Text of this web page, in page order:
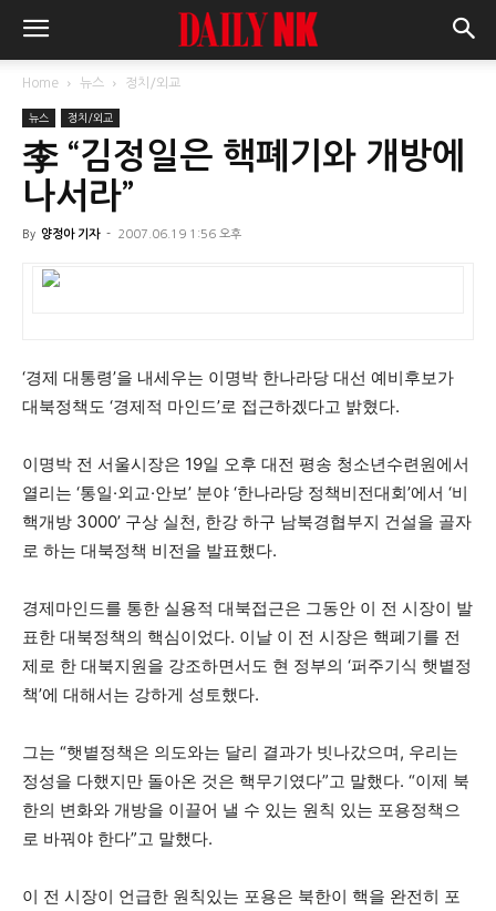
Home 뉴스 정치/외교
뉴스 정치/외교
李 “김정일은 핵폐기와 개방에
나서라”
By 양정아 기자 - 2007.06.19 1:56 오후
‘경제 대통령’을 내세우는 이명박 한나라당 대선 예비후보가
대북정책도 ‘경제적 마인드’로 접근하겠다고 밝혔다.
이명박 전 서울시장은 19일 오후 대전 평송 청소년수련원에서
열리는 ‘통일·외교·안보’ 분야 ‘한나라당 정책비전대회’에서 ‘비
핵개방 3000’ 구상 실천, 한강 하구 남북경협부지 건설을 골자
로 하는 대북정책 비전을 발표했다.
경제마인드를 통한 실용적 대북접근은 그동안 이 전 시장이 발
표한 대북정책의 핵심이었다. 이날 이 전 시장은 핵폐기를 전
제로 한 대북지원을 강조하면서도 현 정부의 ‘퍼주기식 햇볕정
책’에 대해서는 강하게 성토했다.
그는 “햇볕정책은 의도와는 달리 결과가 빗나갔으며, 우리는
정성을 다했지만 돌아온 것은 핵무기였다”고 말했다. “이제 북
한의 변화와 개방을 이끌어 낼 수 있는 원칙 있는 포용정책으
로 바꿔야 한다”고 말했다.
이 전 시장이 언급한 원칙있는 포용은 북한이 핵을 완전히 포